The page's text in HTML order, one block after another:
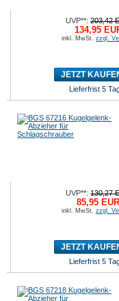
UVP**:203,42
134,95
inkl. MwSt.zzgl.
JETZT
Lieferfrist 5
UVP**:130,27
85,95 EUR
inkl. MwSt.zzgl.
JETZT
Lieferfrist 5